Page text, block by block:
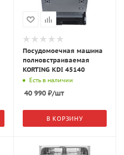
Посудомоечная машина
полновстраиваемая
KORTING KDI 45140
Есть в наличии
40 990₽/шт
В КОРЗИНУ